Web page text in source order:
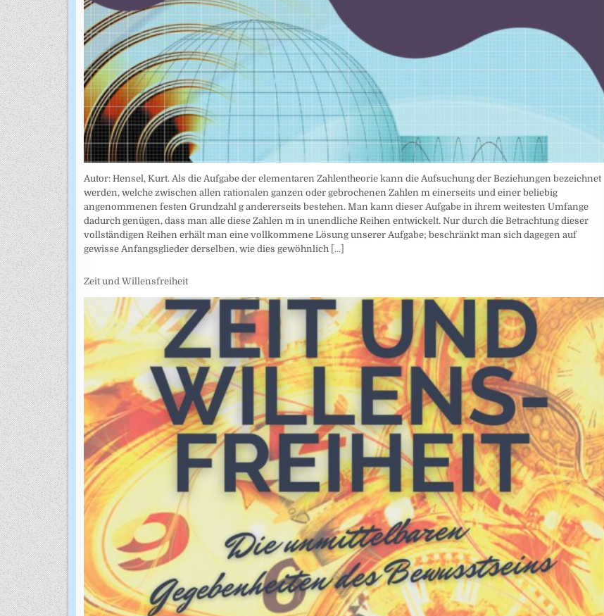
Autor: Hensel, Kurt. Als die Aufgabe der elementaren Zahlentheorie kann die Aufsuchung der Beziehungen bezeichnet
werden, welche zwischen allen rationalen ganzen oder gebrochenen Zahlen m einerseits und einer beliebig
angenommenen festen Grundzahl g andererseits bestehen. Man kann dieser Aufgabe in ihrem weitesten Umfange
dadurch genügen, dass man alle diese Zahlen m in unendliche Reihen entwickelt. Nur durch die Betrachtung dieser
vollständigen Reihen erhält man eine vollkommene Lösung unserer Aufgabe; beschränkt man sich dagegen auf
gewisse Anfangsglieder derselben, wie dies gewöhnlich [...]
Zeit und Willensfreiheit